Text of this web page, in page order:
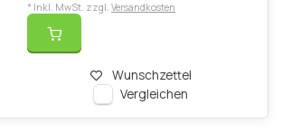
Wunschzettel
Vergleichen
* Inkl. MwSt. zzgl. Versandkosten